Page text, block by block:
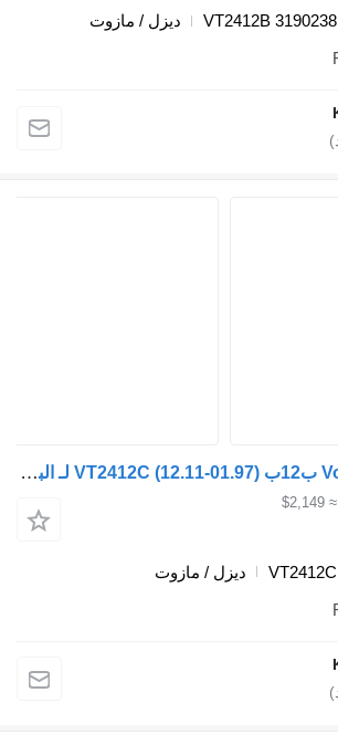
VT2412B
ديزل / مازوت
علبة السرعات Volvo ب12ب (01.97-12.11) VT2412C لـ الباصات Volvo B6, B7, B9, B10, B12 bus (1978-2011)
ديزل / مازوت